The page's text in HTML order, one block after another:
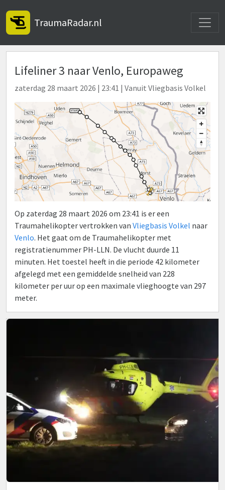
TraumaRadar.nl
Lifeliner 3 naar Venlo, Europaweg
zaterdag 28 maart 2026 | 23:41 | Vanuit Vliegbasis Volkel
Op zaterdag 28 maart 2026 om 23:41 is er een
Traumahelikopter vertrokken van Vliegbasis Volkel naar
Venlo. Het gaat om de Traumahelikopter met
registratienummer PH-LLN. De vlucht duurde 11
minuten. Het toestel heeft in die periode 42 kilometer
afgelegd met een gemiddelde snelheid van 228
kilometer per uur op een maximale vlieghoogte van 297
meter.